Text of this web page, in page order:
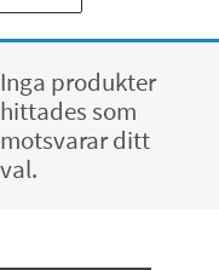
Inga produkter
hittades som
motsvarar ditt
val.